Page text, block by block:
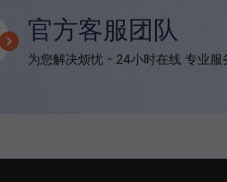
官方客服团队
为您解决烦忧 - 24小时在线 专业服